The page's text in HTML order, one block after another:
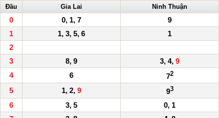
Đầu Gia Lai Ninh Thuận
0 0, 1, 7
9
1
1, 3, 5, 6
1
2
3
8, 9 3, 4, 9
4
6 72
5 1, 2, 9 93
6 3, 5
0, 1